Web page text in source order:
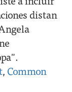
distan
, Common